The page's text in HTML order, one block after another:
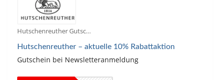
Hutschenreuther Gutscheine
Hutschenreuther – aktuelle 10% Rabattaktion
Gutschein bei Newsletteranmeldung